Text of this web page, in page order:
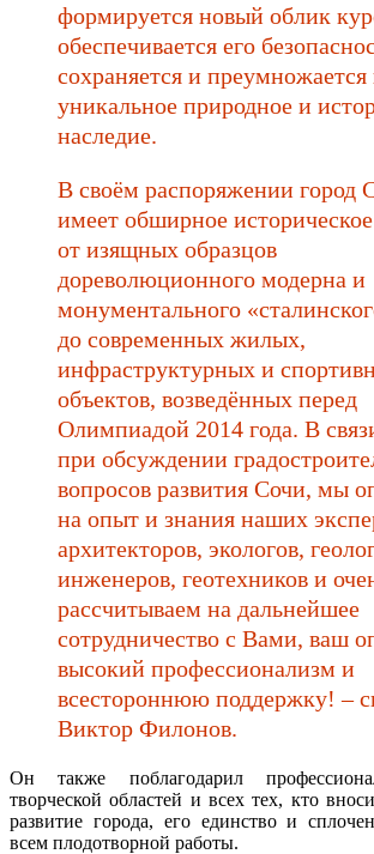
формируется новый облик
обеспечивается его
сохраняется и
уникальное природное и
наследие.
В своём распоряжении город
имеет обширное
от изящных образцов
дореволюционного модерна и
монументального
до современных жилых,
инфраструктурных и
объектов, возведённых перед
Олимпиадой 2014 года. В
при обсуждении
вопросов развития Сочи, мы
на опыт и знания наших
архитекторов, экологов,
инженеров, геотехников и
рассчитываем на дальнейшее
сотрудничество с Вами, ваш
высокий профессионализм и
всестороннюю поддержку! –
Виктор Филонов.
Он также поблагодарил
творческой областей и всех тех, кто
развитие города, его единство и
всем плодотворной работы.